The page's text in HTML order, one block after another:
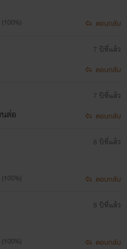
ญัติลิขสิทธิ์ พ.ศ. 2537
ลง หรือแก้ไขบทความ
หากฝ่าฝืนจะดำเนินการทาง
/ มิ่งครองขวัญ)
ตอบกลับ
7 ปีที่แล้ว
ตอบกลับ
ต่อ
7 ปีที่แล้ว
ตอบกลับ
8 ปีที่แล้ว
ตอบกลับ
8 ปีที่แล้ว
ตอบกลับ